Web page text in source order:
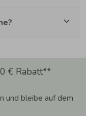
€ Rabatt**
und bleibe auf dem